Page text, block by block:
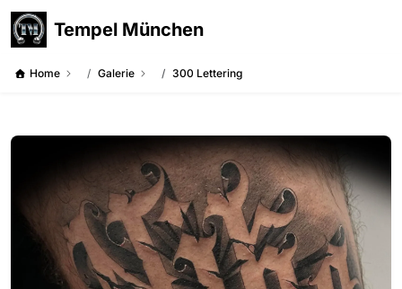
Tempel München
Home Galerie 300 Lettering